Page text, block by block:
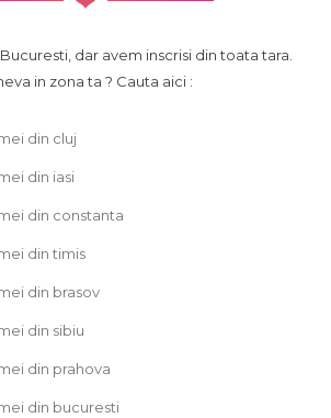
dar avem inscrisi din toata tara.
in zona ta ? Cauta aici :
din cluj
din iasi
din constanta
din timis
din brasov
din sibiu
din prahova
din bucuresti